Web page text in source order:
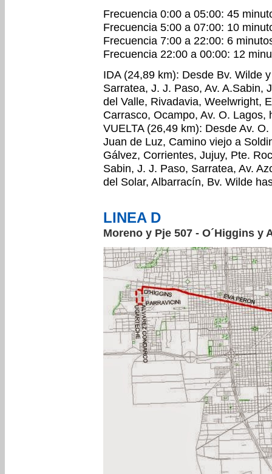
Frecuencia 0:00 a 05:00: 45
Frecuencia 5:00 a 07:00: 10
Frecuencia 7:00 a 22:00: 6
Frecuencia 22:00 a 00:00: 12
IDA (24,89 km): Desde Bv. Wilde
Sarratea, J. J. Paso, Av. A.Sabin,
del Valle, Rivadavia, Weelwright,
Carrasco, Ocampo, Av. O. Lagos,
VUELTA (26,49 km): Desde Av.
Juan de Luz, Camino viejo a
Gálvez, Corrientes, Jujuy, Pte.
Sabin, J. J. Paso, Sarratea, Av.
del Solar, Albarracín, Bv. Wilde
LINEA D
Moreno y Pje 507 - O´Higgins